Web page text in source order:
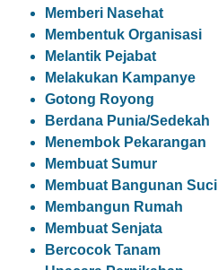
Memberi Nasehat
Membentuk Organisasi
Melantik Pejabat
Melakukan Kampanye
Gotong Royong
Berdana Punia/Sedekah
Menembok Pekarangan
Membuat Sumur
Membuat Bangunan Suci
Membangun Rumah
Membuat Senjata
Bercocok Tanam